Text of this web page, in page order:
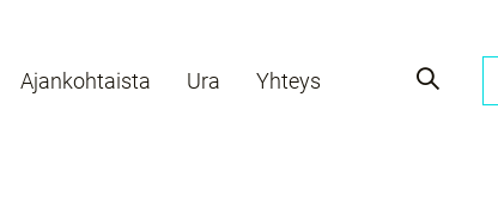
Ajankohtaista Ura Yhteys